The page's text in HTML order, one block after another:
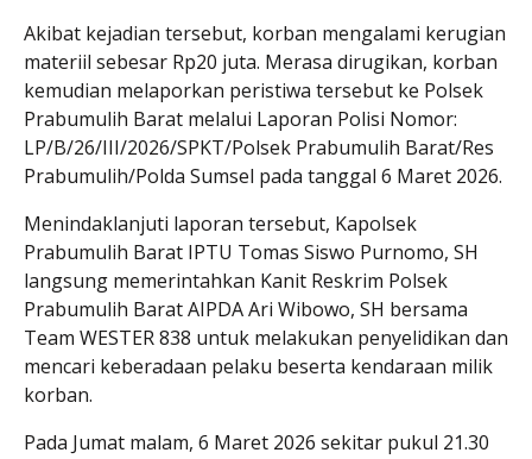
Akibat kejadian tersebut, korban mengalami kerugian
materiil sebesar Rp20 juta. Merasa dirugikan, korban
kemudian melaporkan peristiwa tersebut ke Polsek
Prabumulih Barat melalui Laporan Polisi Nomor:
LP/B/26/III/2026/SPKT/Polsek Prabumulih Barat/Res
Prabumulih/Polda Sumsel pada tanggal 6 Maret 2026.
Menindaklanjuti laporan tersebut, Kapolsek
Prabumulih Barat IPTU Tomas Siswo Purnomo, SH
langsung memerintahkan Kanit Reskrim Polsek
Prabumulih Barat AIPDA Ari Wibowo, SH bersama
Team WESTER 838 untuk melakukan penyelidikan dan
mencari keberadaan pelaku beserta kendaraan milik
korban.
Pada Jumat malam, 6 Maret 2026 sekitar pukul 21.30